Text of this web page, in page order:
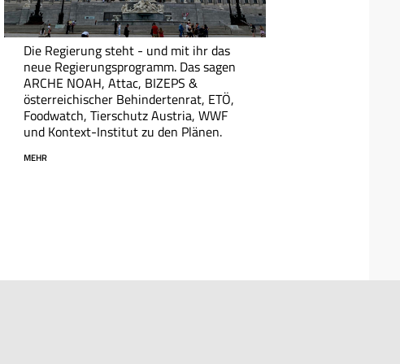
Die Regierung steht - und mit ihr das
neue Regierungsprogramm. Das sagen
ARCHE NOAH, Attac, BIZEPS &
österreichischer Behindertenrat, ETÖ,
Foodwatch, Tierschutz Austria, WWF
und Kontext-Institut zu den Plänen.
MEHR